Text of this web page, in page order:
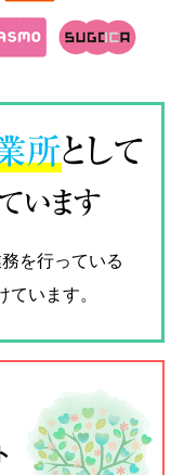
所として
います
を行っている
います。